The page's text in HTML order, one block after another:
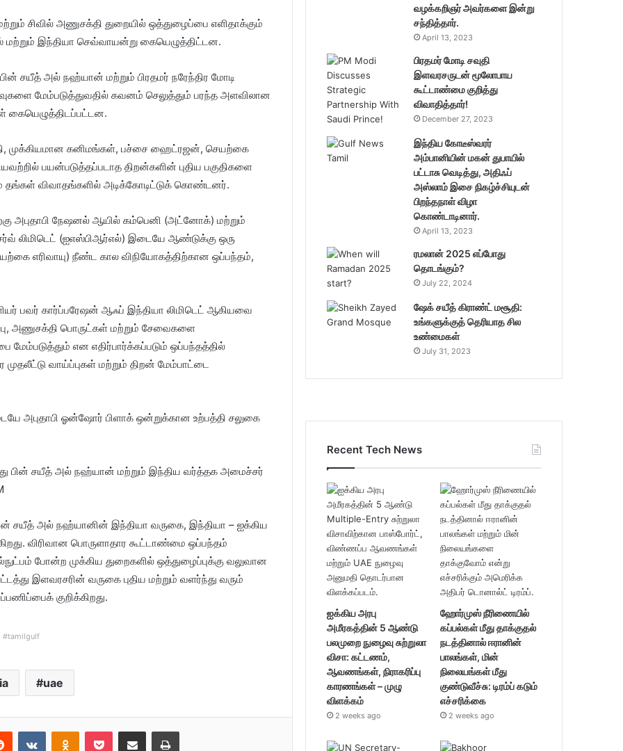
சிவில் அணுசக்தி துறையில் ஒத்துழைப்பை எளிதாக்கும்
மற்றும் இந்தியா செவ்வாயன்று கையெழுத்திட்டன.
சயீத் அல் நஹ்யான் மற்றும் பிரதமர் நரேந்திர மோடி
மேம்படுத்துவதில் கவனம் செலுத்தும் பரந்த அளவிலான
கையெழுத்திடப்பட்டன.
முக்கியமான கனிமங்கள், பச்சை ஹைட்ரஜன், செயற்கை
பயன்படுத்தப்படாத திறன்களின் புதிய பகுதிகளை
விவாதங்களில் அடிக்கோடிட்டுக் கொண்டனர்.
அபுதாபி நேஷனல் ஆயில் கம்பெனி (அட்னோக்) மற்றும்
லிமிடெட் (ஐஎஸ்பிஆர்எல்) இடையே ஆண்டுக்கு ஒரு
எரிவாயு) நீண்ட கால விநியோகத்திற்கான ஒப்பந்தம்,
பவர் கார்ப்பரேஷன் ஆஃப் இந்தியா லிமிடெட் ஆகியவை
அணுசக்தி பொருட்கள் மற்றும் சேவைகளை
மேம்படுத்தும் என எதிர்பார்க்கப்படும் ஒப்பந்தத்தில்
வாய்ப்புகள் மற்றும் திறன் மேம்பாட்டை
அபுதாபி ஓன்ஷோர் பிளாக் ஒன்றுக்கான உற்பத்தி சலுகை
சயீத் அல் நஹ்யானின் இந்தியா வருகை, இந்தியா – ஐக்கிய
விரிவான பொருளாதார கூட்டாண்மை ஒப்பந்தம்
போன்ற முக்கிய துறைகளில் ஒத்துழைப்புக்கு வலுவான
இளவரசரின் வருகை புதிய மற்றும் வளர்ந்து வரும்
குறிக்கிறது.
#tamilgulf
uae
வழக்கறிஞர் அவர்களை இன்று
சந்தித்தார்.
April 13, 2023
பிரதமர் மோடி சவுதி
இளவரசருடன் மூலோபாய
கூட்டாண்மை குறித்து
விவாதித்தார்!
December 27, 2023
இந்திய கோடீஸ்வரர்
அம்பானியின் மகன் துபாயில்
பட்டாசு வெடித்து, அதிஃப்
அஸ்லாம் இசை நிகழ்ச்சியுடன்
பிறந்தநாள் விழா
கொண்டாடினார்.
April 13, 2023
ரமலான் 2025 எப்போது
தொடங்கும்?
July 22, 2024
ஷேக் சயீத் கிராண்ட் மசூதி:
உங்களுக்குத் தெரியாத சில
உண்மைகள்
July 31, 2023
Recent Tech News
ஐக்கிய அரபு
அமீரகத்தின் 5 ஆண்டு
பலமுறை நுழைவு சுற்றுலா
விசா: கட்டணம்,
ஆவணங்கள், நிராகரிப்பு
காரணங்கள் – முழு
விளக்கம்
2 weeks ago
ஹோர்முஸ் நீரிணையில்
கப்பல்கள் மீது தாக்குதல்
நடத்தினால் ஈரானின்
பாலங்கள், மின்
நிலையங்கள் மீது
குண்டுவீச்சு: டிரம்ப் கடும்
எச்சரிக்கை
2 weeks ago